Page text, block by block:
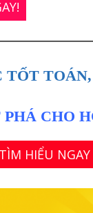
TỐT
CHO
TÌM HIỂU NGAY